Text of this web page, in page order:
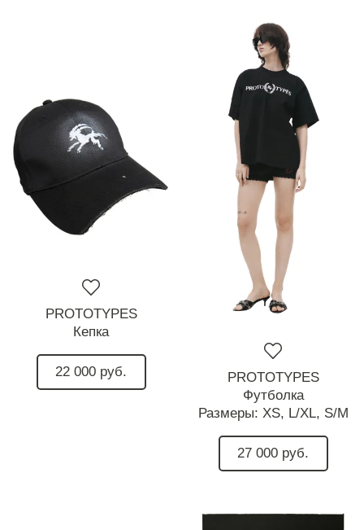
PROTOTYPES
Кепка
22 000 руб.
PROTOTYPES
Футболка
Размеры: XS, L/XL, S/M
27 000 руб.